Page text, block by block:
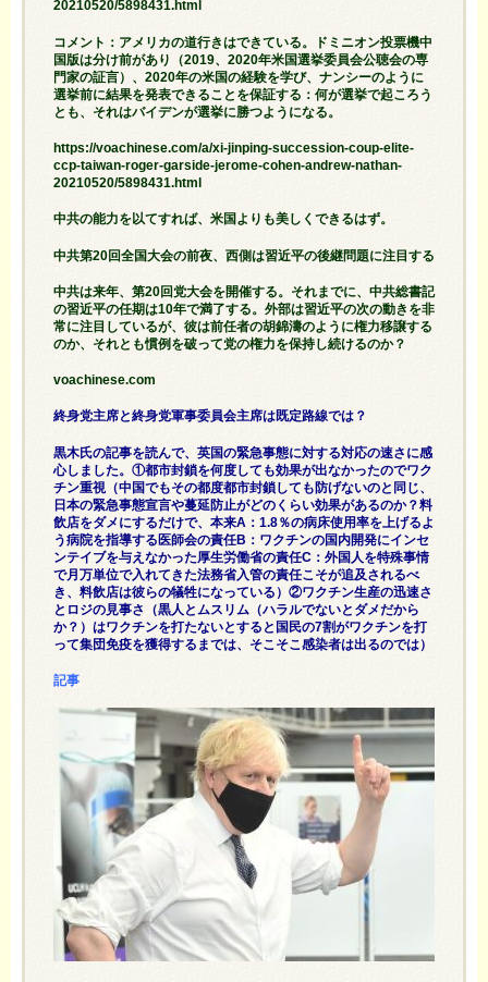
20210520/5898431.html
コメント：アメリカの道行きはできている。ドミニオン投票機中
国版は分け前があり（2019、2020年米国選挙委員会公聴会の専
門家の証言）、2020年の米国の経験を学び、ナンシーのように
選挙前に結果を発表できることを保証する：何が選挙で起ころう
とも、それはバイデンが選挙に勝つようになる。
https://voachinese.com/a/xi-jinping-succession-coup-elite-
ccp-taiwan-roger-garside-jerome-cohen-andrew-nathan-
20210520/5898431.html
中共の能力を以てすれば、米国よりも美しくできるはず。
中共第20回全国大会の前夜、西側は習近平の後継問題に注目する
中共は来年、第20回党大会を開催する。それまでに、中共総書記
の習近平の任期は10年で満了する。外部は習近平の次の動きを非
常に注目しているが、彼は前任者の胡錦濤のように権力移譲する
のか、それとも慣例を破って党の権力を保持し続けるのか？
voachinese.com
終身党主席と終身党軍事委員会主席は既定路線では？
黒木氏の記事を読んで、英国の緊急事態に対する対応の速さに感
心しました。①都市封鎖を何度しても効果が出なかったのでワク
チン重視（中国でもその都度都市封鎖しても防げないのと同じ、
日本の緊急事態宣言や蔓延防止がどのくらい効果があるのか？料
飲店をダメにするだけで、本来A：1.8％の病床使用率を上げるよ
う病院を指導する医師会の責任B：ワクチンの国内開発にインセ
ンテイブを与えなかった厚生労働省の責任C：外国人を特殊事情
で月万単位で入れてきた法務省入管の責任こそが追及されるべ
き、料飲店は彼らの犠牲になっている）②ワクチン生産の迅速さ
とロジの見事さ（黒人とムスリム（ハラルでないとダメだから
か？）はワクチンを打たないとすると国民の7割がワクチンを打
って集団免疫を獲得するまでは、そこそこ感染者は出るのでは）
記事